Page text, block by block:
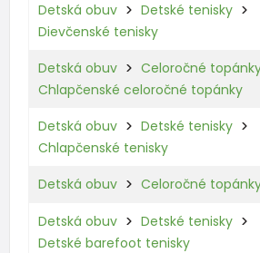
Detská obuv
Detské tenisky
Dievčenské tenisky
Detská obuv
Celoročné
Chlapčenské celoročné topánky
Detská obuv
Detské tenisky
Chlapčenské tenisky
Detská obuv Celoročné
Detská obuv
Detské tenisky
Detské barefoot tenisky